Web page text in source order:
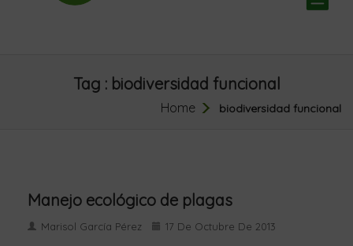
Tag : biodiversidad funcional
Home biodiversidad funcional
Manejo ecológico de plagas
Marisol García Pérez 17 De Octubre De 2013